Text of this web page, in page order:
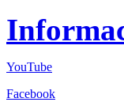
YouTube
Facebook